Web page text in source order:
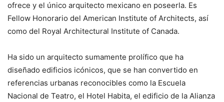
ofrece y el único arquitecto mexicano en poseerla. Es
Fellow Honorario del American Institute of Architects, así
como del Royal Architectural Institute of Canada.
Ha sido un arquitecto sumamente prolífico que ha
diseñado edificios icónicos, que se han convertido en
referencias urbanas reconocibles como la Escuela
Nacional de Teatro, el Hotel Habita, el edificio de la Alianza